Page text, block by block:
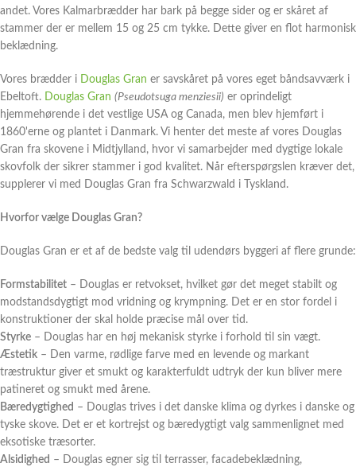
andet. Vores Kalmarbrædder har bark på begge sider og er skåret af
stammer der er mellem 15 og 25 cm tykke. Dette giver en flot harmonisk
beklædning.
Vores brædder i Douglas Gran er savskåret på vores eget båndsavværk i
Ebeltoft.
Douglas Gran (Pseudotsuga menziesii) er oprindeligt
hjemmehørende i det vestlige USA og Canada, men blev hjemført i
1860'erne og plantet i Danmark. Vi henter det meste af vores Douglas
Gran fra skovene i Midtjylland, hvor vi samarbejder med dygtige lokale
skovfolk der sikrer stammer i god kvalitet. Når efterspørgslen kræver det,
supplerer vi med Douglas Gran fra Schwarzwald i Tyskland.
Hvorfor vælge Douglas Gran?
Douglas Gran er et af de bedste valg til udendørs byggeri af flere grunde:
Formstabilitet – Douglas er retvokset, hvilket gør det meget stabilt og
modstandsdygtigt mod vridning og krympning. Det er en stor fordel i
konstruktioner der skal holde præcise mål over tid.
Styrke – Douglas har en høj mekanisk styrke i forhold til sin vægt.
Æstetik – Den varme, rødlige farve med en levende og markant
træstruktur giver et smukt og karakterfuldt udtryk der kun bliver mere
patineret og smukt med årene.
Bæredygtighed – Douglas trives i det danske klima og dyrkes i danske og
tyske skove. Det er et kortrejst og bæredygtigt valg sammenlignet med
eksotiske træsorter.
Alsidighed – Douglas egner sig til terrasser, facadebeklædning,